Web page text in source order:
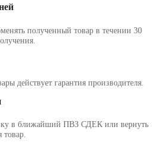
полученный товар в течении 30
действует гарантия производителя.
в ближайший ПВЗ СДЕК или вернуть
товар.